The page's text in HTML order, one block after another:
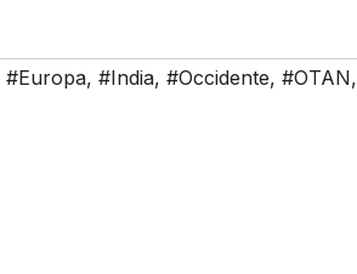
#Europa, #India, #Occidente, #OTAN,